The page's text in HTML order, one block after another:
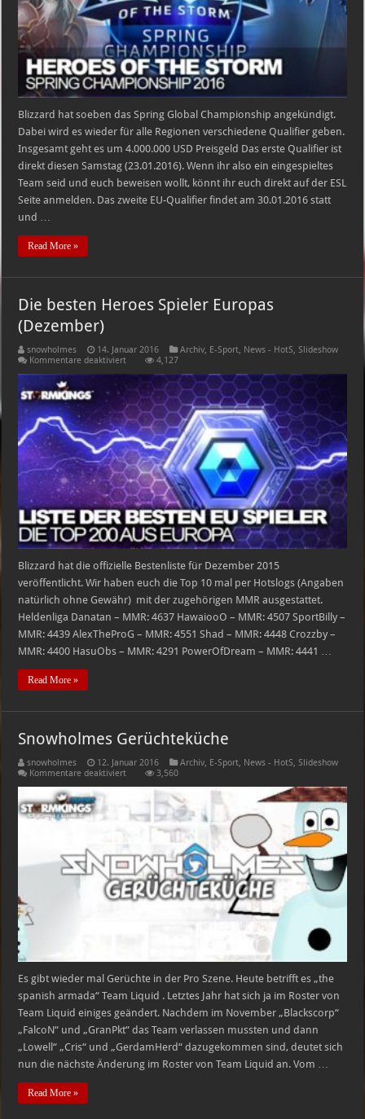
Blizzard hat soeben das Spring Global Championship angekündigt.
Dabei wird es wieder für alle Regionen verschiedene Qualifier geben.
Insgesamt geht es um 4.000.000 USD Preisgeld Das erste Qualifier ist
direkt diesen Samstag (23.01.2016). Wenn ihr also ein eingespieltes
Team seid und euch beweisen wollt, könnt ihr euch direkt auf der ESL
Seite anmelden. Das zweite EU-Qualifier findet am 30.01.2016 statt
und …
Read More »
Die besten Heroes Spieler Europas
(Dezember)
snowholmes 14. Januar 2016 Archiv, E-Sport, News - HotS,Slideshow
Kommentare deaktiviertfür
Heroes
Spieler
Europas
(Dezember)
4,127
Blizzard hat die offizielle Bestenliste für Dezember 2015
veröffentlicht. Wir haben euch die Top 10 mal per Hotslogs (Angaben
natürlich ohne Gewähr) mit der zugehörigen MMR ausgestattet.
Heldenliga Danatan – MMR: 4637 HawaiooO – MMR: 4507 SportBilly –
MMR: 4439 AlexTheProG – MMR: 4551 Shad – MMR: 4448 Crozzby –
MMR: 4400 HasuObs – MMR: 4291 PowerOfDream – MMR: 4441 …
Read More »
Snowholmes Gerüchteküche
snowholmes 12. Januar 2016 Archiv, E-Sport, News - HotS,Slideshow
Kommentare deaktiviertfür
Gerüchteküche
3,560
Es gibt wieder mal Gerüchte in der Pro Szene. Heute betrifft es „the
spanish armada“ Team Liquid . Letztes Jahr hat sich ja im Roster von
Team Liquid einiges geändert. Nachdem im November „Blackscorp“
„FalcoN“ und „GranPkt“ das Team verlassen mussten und dann
„Lowell“ „Cris“ und „GerdamHerd“ dazugekommen sind, deutet sich
nun die nächste Änderung im Roster von Team Liquid an. Vom …
Read More »